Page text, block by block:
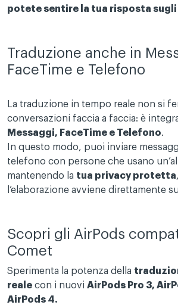
potete sentire la tua risposta sugli
Traduzione anche in
FaceTime e Telefono
La traduzione in tempo reale non si
conversazioni faccia a faccia: è
Messaggi, FaceTime e Telefono.
In questo modo, puoi inviare
telefono con persone che usano
mantenendo la tua privacy protetta
l’elaborazione avviene direttamente
Scopri gli AirPods
Comet
Sperimenta la potenza della
reale con i nuovi AirPods Pro 3,
AirPods 4.